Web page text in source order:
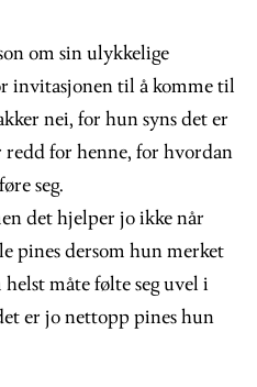
om sin ulykkelige
invitasjonen til å komme til
nei, for hun syns det er
for henne, for hvordan
seg.
det hjelper jo ikke når
pines dersom hun merket
måte følte seg uvel i
er jo nettopp pines hun